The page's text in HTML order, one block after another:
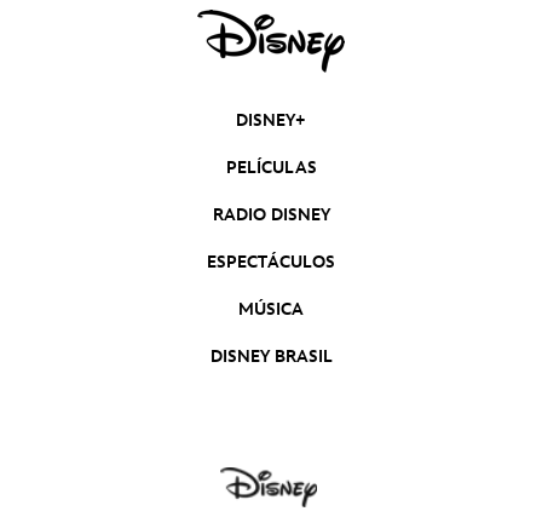
DISNEY+
PELÍCULAS
RADIO DISNEY
ESPECTÁCULOS
MÚSICA
DISNEY BRASIL